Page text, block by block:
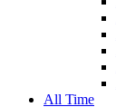
All Time